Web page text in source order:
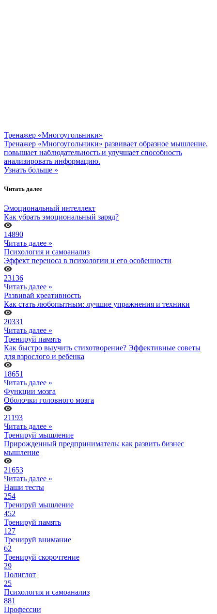
Тренажер «Многоугольники»
Тренажер «Многоугольники» развивает образное мышление,
повышает наблюдательность и улучшает способность
анализировать информацию.
Узнать больше »
Читать далее
Эмоциональный интеллект
Как убрать эмоциональный заряд?
14890
Читать далее »
Психология и самоанализ
Эффект переноса в психологии и его особенности
23136
Читать далее »
Развивай креативность
Как стать любопытным: лучшие упражнения и техники
20331
Читать далее »
Тренируй память
Как быстро выучить стихотворение? Эффективные советы
для взрослого и ребенка
18651
Читать далее »
Функции мозга
Оболочки головного мозга
21193
Читать далее »
Тренируй мышление
Прирожденный предприниматель: как развить бизнес
мышление
21653
Читать далее »
Наши тесты
254
Тренируй мышление
452
Тренируй память
127
Тренируй внимание
62
Тренируй скорочтение
29
Полиглот
25
Психология и самоанализ
881
Профессии